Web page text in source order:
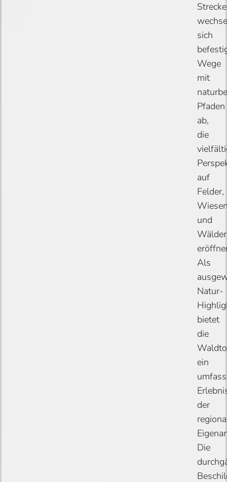
Strecke
sich
Wege
mit
Pfaden
ab,
die
auf
Felder,
und
Wälder
Als
Natur-
bietet
die
ein
der
Die